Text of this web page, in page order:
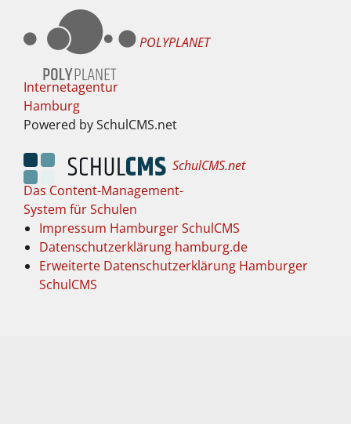
POLYPLANET
Internetagentur
Hamburg
Powered by SchulCMS.net
SchulCMS.net
Das Content-Management-
System für Schulen
Impressum Hamburger SchulCMS
Datenschutzerklärung hamburg.de
Erweiterte Datenschutzerklärung Hamburger
SchulCMS